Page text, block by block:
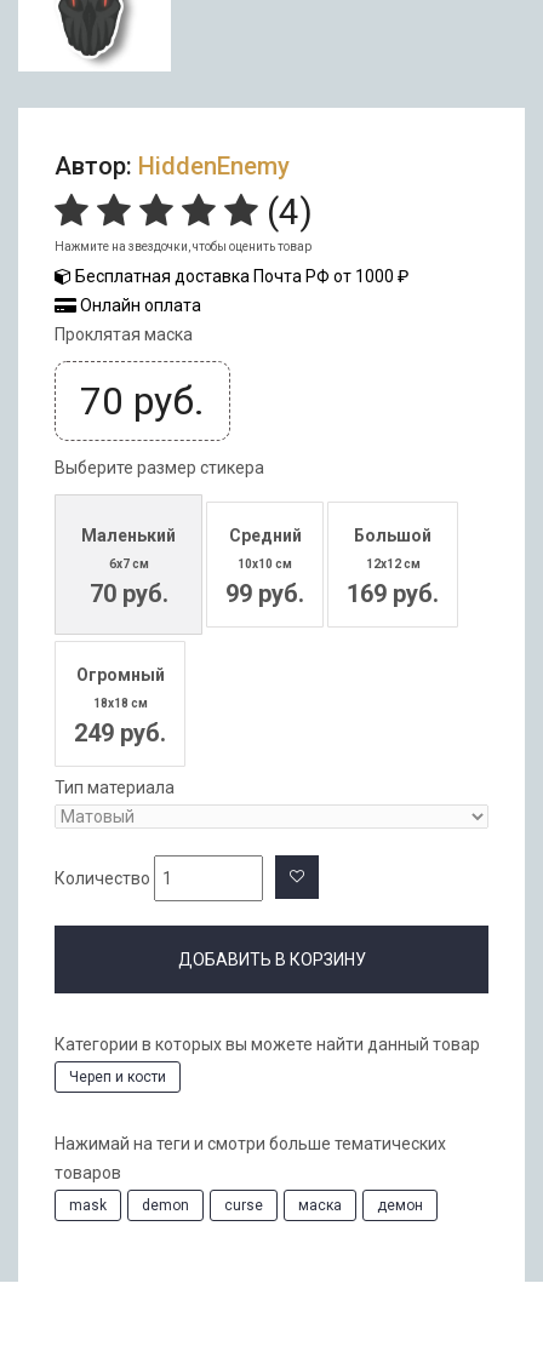
Автор: HiddenEnemy
(4)
Нажмите на звездочки, чтобы оценить товар
Бесплатная доставка Почта РФ от 1000 ₽
Онлайн оплата
Проклятая маска
70 руб.
Выберите размер стикера
Маленький
6x7 см
70 руб.
Средний
10x10 см
99 руб.
Большой
12x12 см
169 руб.
Огромный
18x18 см
249 руб.
Тип материала
Количество
ДОБАВИТЬ В КОРЗИНУ
Категории в которых вы можете найти данный товар
Череп и кости
Нажимай на теги и смотри больше тематических
товаров
mask demon curse маска демон